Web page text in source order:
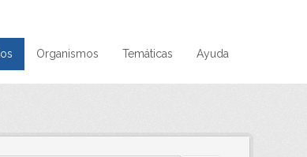
Organismos Temáticas Ayuda